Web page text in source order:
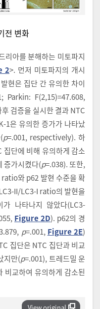
전 변화
리아를 분해하는 미토파지
2>. 먼저 미토파지의 개시
현은 집단 간 유의한 차이
Parkin: F(2,15)=47.608,
검증을 실시한 결과 NTC
1은 유의한 증가가 나타났
p=.001, respectively). 하
단에 비해 유의하게 감소
증가시켰다(p=.038). 또한,
와 p62 발현 수준을 확
II/LC3-I ratio의 발현을
나타나지 않았다(LC3-
Figure 2D). p62의 경
p=.001, Figure 2E)
집단은 NTC 집단과 비교
지만(p=.001), 트레드밀 운
비교하여 유의하게 감소된